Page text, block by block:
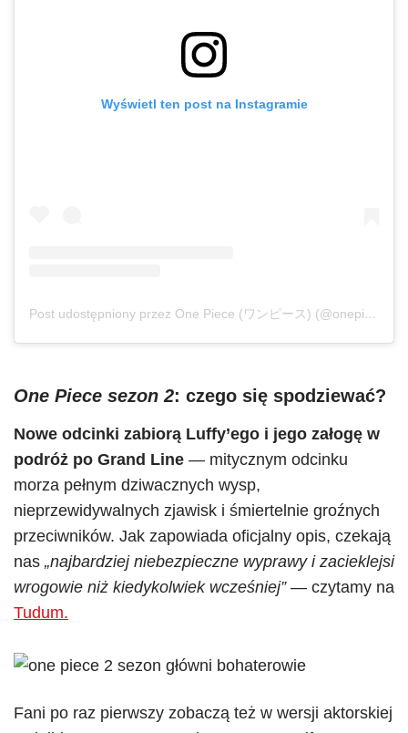
Wyświetl ten post na Instagramie
Post udostępniony przez One Piece (ワンピース) (@onepiecenetflix)
One Piece sezon 2: czego się spodziewać?
Nowe odcinki zabiorą Luffy’ego i jego załogę w
podróż po Grand Line — mitycznym odcinku
morza pełnym dziwacznych wysp,
nieprzewidywalnych zjawisk i śmiertelnie groźnych
przeciwników. Jak zapowiada oficjalny opis, czekają
nas „najbardziej niebezpieczne wyprawy i zacieklejsi
wrogowie niż kiedykolwiek wcześniej”— czytamy na
Tudum.
Fani po raz pierwszy zobaczą też w wersji aktorskiej